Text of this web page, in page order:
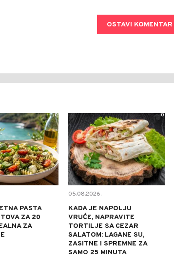
OSTAVI KOMENTAR
0
PASTA
ZA 20
ZA
0
05.08.2026.
KADA JE NAPOLJU
VRUĆE, NAPRAVITE
TORTILJE SA CEZAR
SALATOM: LAGANE SU,
ZASITNE I SPREMNE ZA
SAMO 25 MINUTA